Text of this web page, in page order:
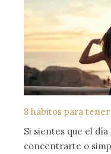
8 hábitos para
Si sientes que el
concentrarte o